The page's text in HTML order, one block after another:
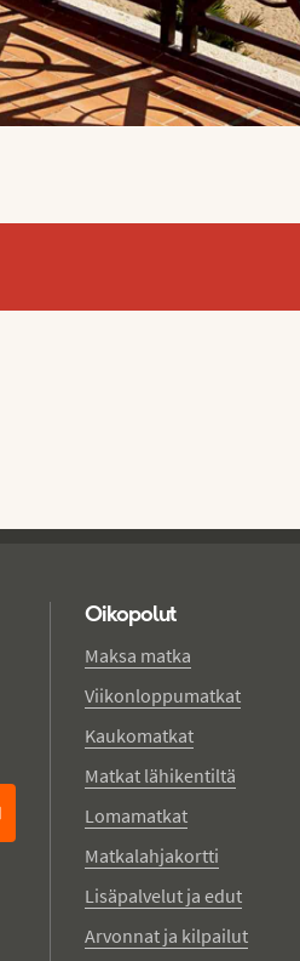
Oikopolut
Maksa matka
Viikonloppumatkat
Kaukomatkat
Matkat lähikentiltä
Lomamatkat
Matkalahjakortti
Lisäpalvelut ja edut
Arvonnat ja kilpailut